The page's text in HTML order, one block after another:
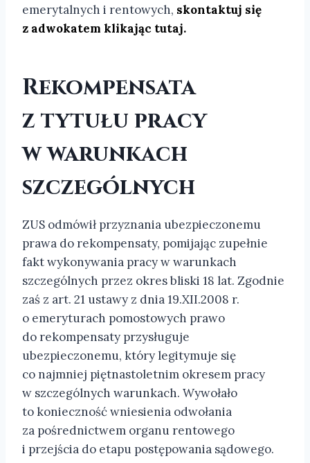
emerytalnych i rentowych, skontaktuj się
z adwokatem klikając tutaj.
Rekompensata
z tytułu pracy
w warunkach
szczególnych
ZUS odmówił przyznania ubezpieczonemu
prawa do rekompensaty, pomijając zupełnie
fakt wykonywania pracy w warunkach
szczególnych przez okres bliski 18 lat. Zgodnie
zaś z art. 21 ustawy z dnia 19.XII.2008 r.
o emeryturach pomostowych prawo
do rekompensaty przysługuje
ubezpieczonemu, który legitymuje się
co najmniej piętnastoletnim okresem pracy
w szczególnych warunkach. Wywołało
to konieczność wniesienia odwołania
za pośrednictwem organu rentowego
i przejścia do etapu postępowania sądowego.